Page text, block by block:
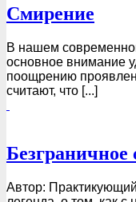
Смирение
В нашем
основное внимание
поощрению
считают, что [...]
Безграничное
Автор: